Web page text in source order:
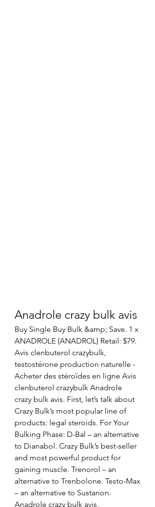
Anadrole crazy bulk avis
Buy Single Buy Bulk &amp; Save. 1 x
ANADROLE (ANADROL) Retail: $79.
Avis clenbuterol crazybulk,
testostérone production naturelle -
Acheter des stéroïdes en ligne Avis
clenbuterol crazybulk Anadrole
crazy bulk avis. First, let’s talk about
Crazy Bulk’s most popular line of
products: legal steroids. For Your
Bulking Phase: D-Bal – an alternative
to Dianabol. Crazy Bulk’s best-seller
and most powerful product for
gaining muscle. Trenorol – an
alternative to Trenbolone. Testo-Max
– an alternative to Sustanon.
Anadrole crazy bulk avis,